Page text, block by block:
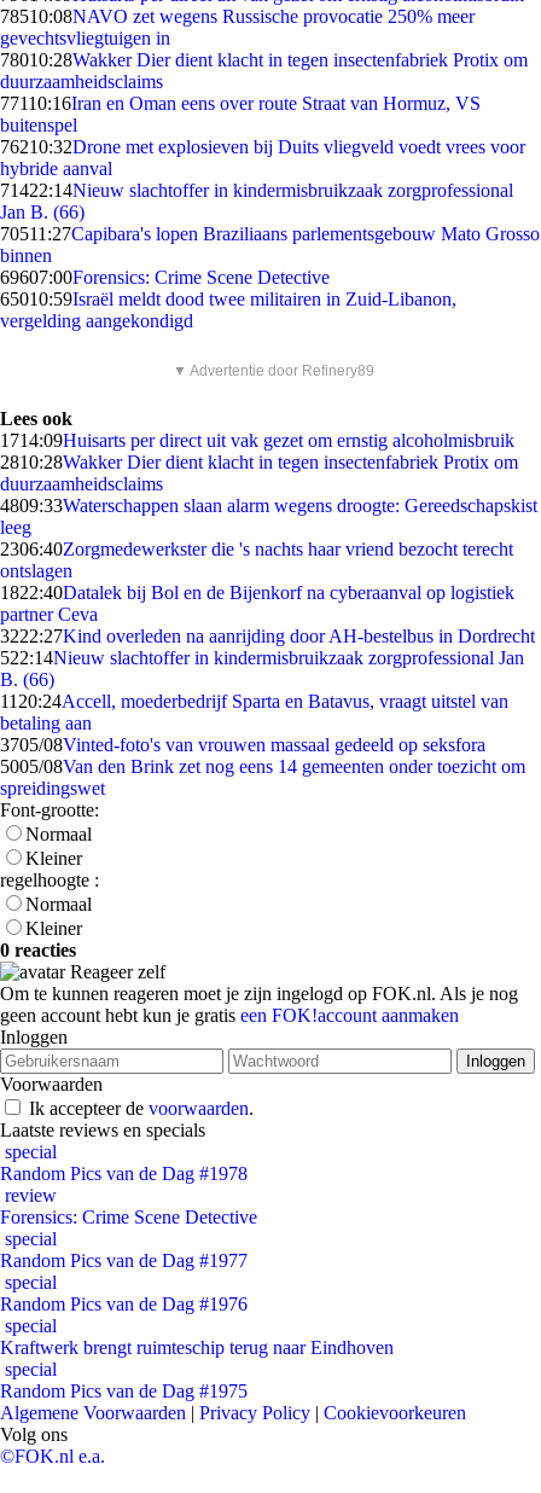
78510:08NAVO zet wegens Russische provocatie 250% meer
gevechtsvliegtuigen in
78010:28Wakker Dier dient klacht in tegen insectenfabriek Protix om
duurzaamheidsclaims
77110:16Iran en Oman eens over route Straat van Hormuz, VS
buitenspel
76210:32Drone met explosieven bij Duits vliegveld voedt vrees voor
hybride aanval
71422:14Nieuw slachtoffer in kindermisbruikzaak zorgprofessional
Jan B. (66)
70511:27Capibara's lopen Braziliaans parlementsgebouw Mato Grosso
binnen
69607:00Forensics: Crime Scene Detective
65010:59Israël meldt dood twee militairen in Zuid-Libanon,
vergelding aangekondigd
▼ Advertentie door Refinery89
Lees ook
1714:09Huisarts per direct uit vak gezet om ernstig alcoholmisbruik
2810:28Wakker Dier dient klacht in tegen insectenfabriek Protix om
duurzaamheidsclaims
4809:33Waterschappen slaan alarm wegens droogte: Gereedschapskist
leeg
2306:40Zorgmedewerkster die 's nachts haar vriend bezocht terecht
ontslagen
1822:40Datalek bij Bol en de Bijenkorf na cyberaanval op logistiek
partner Ceva
3222:27Kind overleden na aanrijding door AH-bestelbus in Dordrecht
522:14Nieuw slachtoffer in kindermisbruikzaak zorgprofessional Jan
B. (66)
11 20:24Accell, moederbedrijf Sparta en Batavus, vraagt uitstel van
betaling aan
3705/08Vinted-foto's van vrouwen massaal gedeeld op seksfora
5005/08Van den Brink zet nog eens 14 gemeenten onder toezicht om
spreidingswet
Font-grootte:
Normaal
Kleiner
regelhoogte :
Normaal
Kleiner
0 reacties
Reageer zelf
Om te kunnen reageren moet je zijn ingelogd op FOK.nl. Als je nog
geen account hebt kun je gratis een FOK!account aanmaken
Inloggen
Voorwaarden
Ik accepteer de voorwaarden.
Laatste reviews en specials
special
Random Pics van de Dag #1978
review
Forensics: Crime Scene Detective
special
Random Pics van de Dag #1977
special
Random Pics van de Dag #1976
special
Kraftwerk brengt ruimteschip terug naar Eindhoven
special
Random Pics van de Dag #1975
Algemene Voorwaarden | Privacy Policy | Cookievoorkeuren
Volg ons
©FOK.nl e.a.